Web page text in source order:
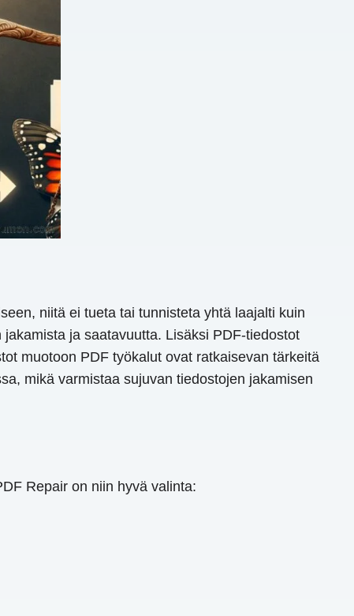
niitä ei tueta tai tunnisteta yhtä laajalti kuin
ja saatavuutta. Lisäksi PDF-tiedostot
muotoon PDF työkalut ovat ratkaisevan tärkeitä
mikä varmistaa sujuvan tiedostojen jakamisen
Repair on niin hyvä valinta: